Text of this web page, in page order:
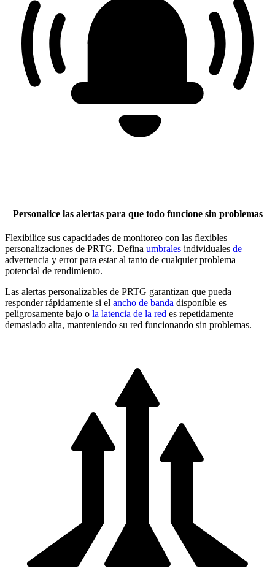
Personalice las alertas para que todo funcione sin problemas
Flexibilice sus capacidades de monitoreo con las flexibles
personalizaciones de PRTG. Defina umbrales individuales de
advertencia y error para estar al tanto de cualquier problema
potencial de rendimiento.
Las alertas personalizables de PRTG garantizan que pueda
responder rápidamente si el ancho de banda disponible es
peligrosamente bajo o la latencia de la red es repetidamente
demasiado alta, manteniendo su red funcionando sin problemas.